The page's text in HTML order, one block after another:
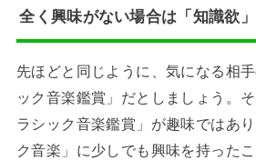
全く興味がない場合は「知識欲
先ほどと同じように、気になる相
ック音楽鑑賞」だとしましょう。
ラシック音楽鑑賞」が趣味ではあ
ク音楽」に少しでも興味を持った